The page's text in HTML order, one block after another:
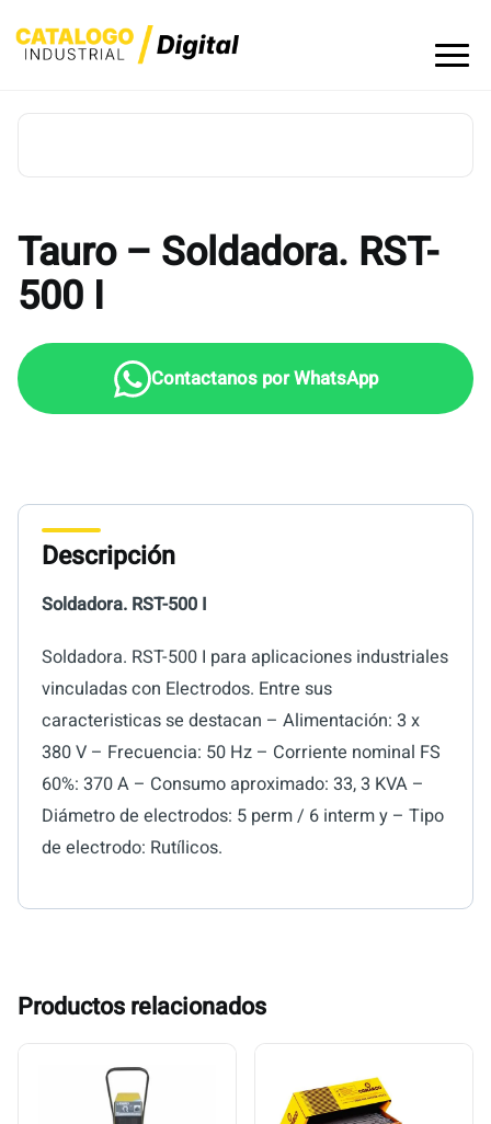
to
Tauro – Soldadora. RST-
500 I
Descripción
Soldadora. RST-500 I
Soldadora. RST-500 I para aplicaciones industriales
vinculadas con Electrodos. Entre sus
caracteristicas se destacan – Alimentación: 3 x
380 V – Frecuencia: 50 Hz – Corriente nominal FS
60%: 370 A – Consumo aproximado: 33, 3 KVA –
Diámetro de electrodos: 5 perm / 6 interm y – Tipo
de electrodo: Rutílicos.
Productos relacionados